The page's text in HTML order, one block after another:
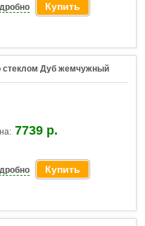
Купить
Дуб жемчужный
7739 р.
Купить